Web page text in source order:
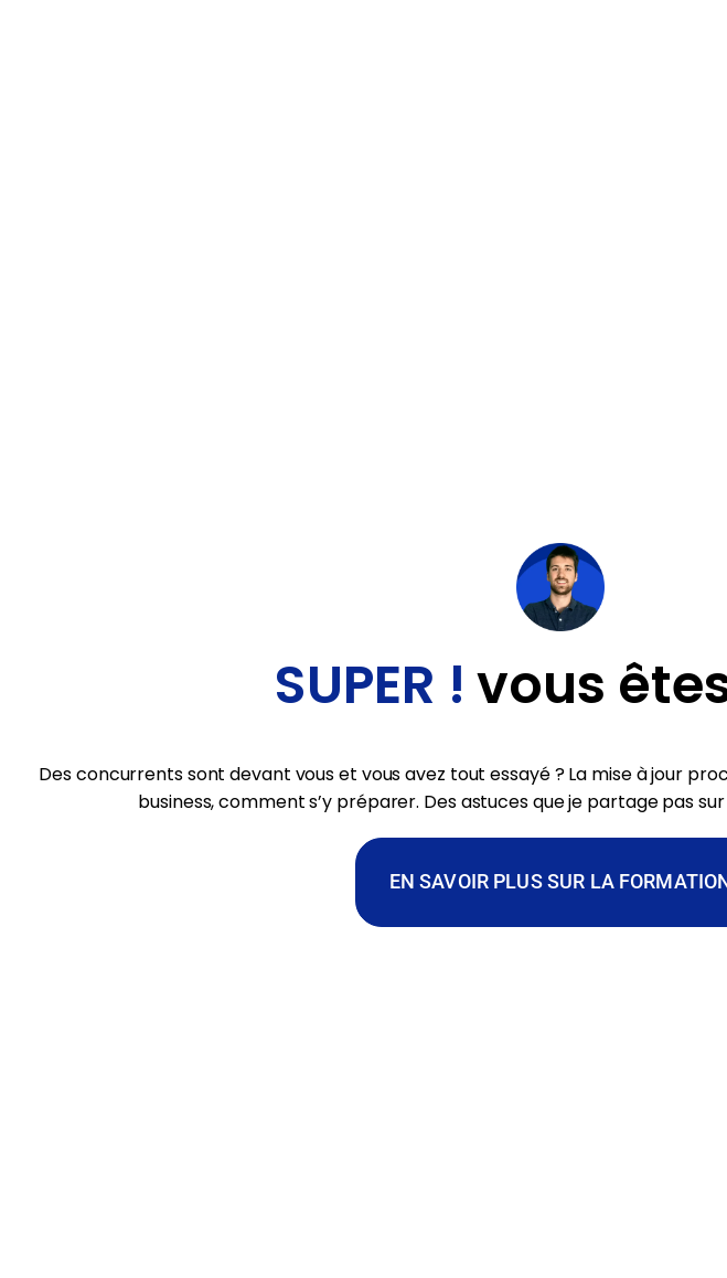
SUPER ! vous
Des concurrents sont devant vous et vous avez tout essayé ? La mise à jour
business, comment s’y préparer. Des astuces que je partage pas
EN SAVOIR PLUS SUR LA FORMATION